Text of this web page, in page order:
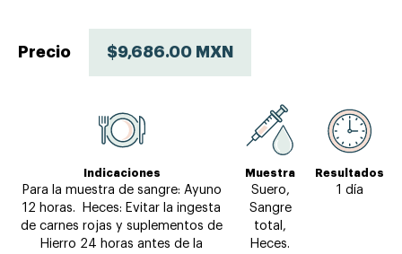
Precio $9,686.00 MXN
Indicaciones
Para la muestra de sangre: Ayuno
12 horas. Heces: Evitar la ingesta
de carnes rojas y suplementos de
Hierro 24 horas antes de la
Muestra
Suero,
Sangre
total,
Heces.
Resultados
1 día